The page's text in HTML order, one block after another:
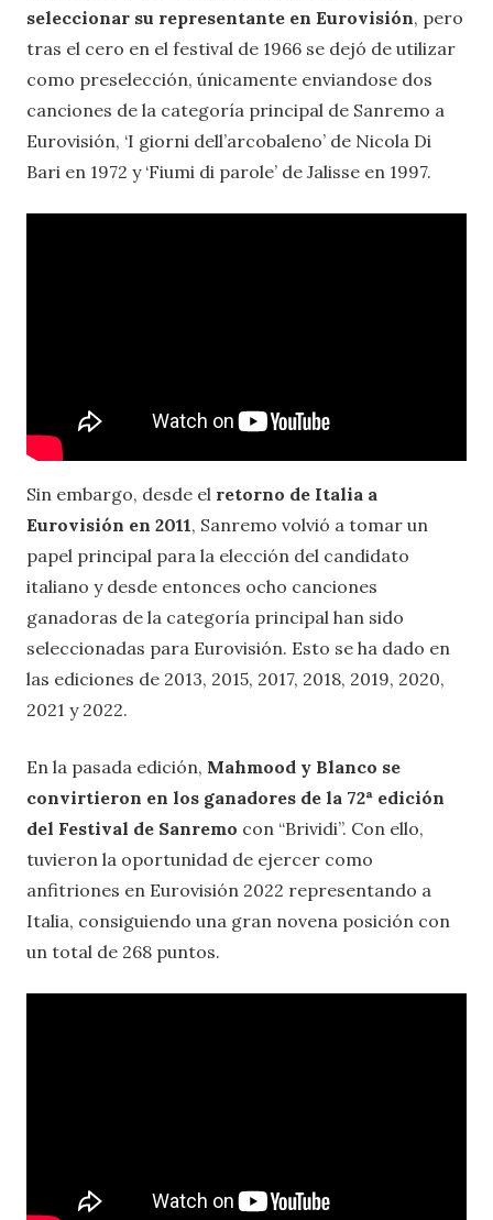
seleccionar su representante en Eurovisión, pero
tras el cero en el festival de 1966 se dejó de utilizar
como preselección, únicamente enviandose dos
canciones de la categoría principal de Sanremo a
Eurovisión, ‘I giorni dell’arcobaleno’ de Nicola Di
Bari en 1972 y ‘Fiumi di parole’ de Jalisse en 1997.
Sin embargo, desde el retorno de Italia a
Eurovisión en 2011, Sanremo volvió a tomar un
papel principal para la elección del candidato
italiano y desde entonces ocho canciones
ganadoras de la categoría principal han sido
seleccionadas para Eurovisión. Esto se ha dado en
las ediciones de 2013, 2015, 2017, 2018, 2019, 2020,
2021 y 2022.
En la pasada edición, Mahmood y Blanco se
convirtieron en los ganadores de la 72ª edición
del Festival de Sanremo con “Brividi”. Con ello,
tuvieron la oportunidad de ejercer como
anfitriones en Eurovisión 2022 representando a
Italia, consiguiendo una gran novena posición con
un total de 268 puntos.